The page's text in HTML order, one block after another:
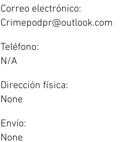
Correo electrónico:
Crimepodpr@outlook.com
Teléfono:
N/A
Dirección física:
None
Envío:
None